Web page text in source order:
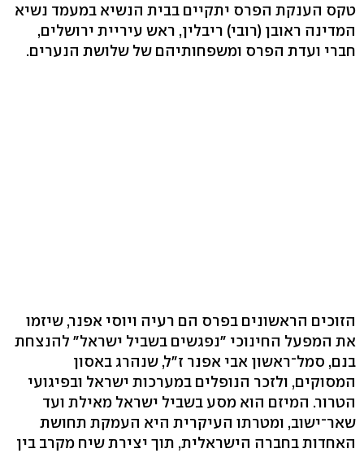
טקס הענקת הפרס יתקיים בבית הנשיא במעמד נשיא
המדינה ראובן (רובי) ריבלין, ראש עיריית ירושלים,
חברי ועדת הפרס ומשפחותיהם של שלושת הנערים.
הזוכים הראשונים בפרס הם רעיה ויוסי אפנר, שיזמו
את המפעל החינוכי "נפגשים בשביל ישראל" להנצחת
בנם, סמל־ראשון אבי אפנר ז"ל, שנהרג באסון
המסוקים, ולזכר הנופלים במערכות ישראל ובפיגועי
הטרור. המיזם הוא מסע בשביל ישראל מאילת ועד
שאר־ישוב, ומטרתו העיקרית היא העמקת תחושת
האחדות בחברה הישראלית, תוך יצירת שיח מקרב בין